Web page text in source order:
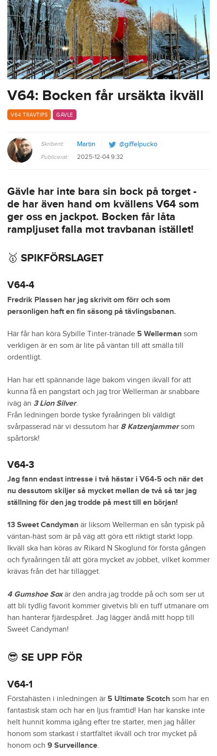
V64: Bocken får ursäkta ikväll
V64 TRAVTIPS GÄVLE
Skribent: Martin @giffelpucko
Publicerat: 2025-12-04 9:32
Gävle har inte bara sin bock på torget -
de har även hand om kvällens V64 som
ger oss en jackpot. Bocken får låta
rampljuset falla mot travbanan istället!
🥇 SPIKFÖRSLAGET
V64-4
Fredrik Plassen har jag skrivit om förr och som
personligen haft en fin säsong på tävlingsbanan.
Här får han köra Sybille Tinter-tränade 5 Wellerman som
verkligen är en som är lite på väntan till att smälla till
ordentligt.
Han har ett spännande läge bakom vingen ikväll för att
kunna få en pangstart och jag tror Wellerman är snabbare
iväg än 3 Lion Silver.
Från ledningen borde tyske fyraåringen bli väldigt
svårpasserad när vi dessutom har 8 Katzenjammersom
spårtorsk!
V64-3
Jag fann endast intresse i två hästar i V64-5 och när det
nu dessutom skiljer så mycket mellan de två så tar jag
ställning för den jag trodde på mest till en början!
13 Sweet Candyman är liksom Wellerman en sån typisk på
väntan-häst som är på väg att göra ett riktigt starkt lopp.
Ikväll ska han köras av Rikard N Skoglund för första gången
och fyraåringen tål att göra mycket av jobbet, vilket kommer
krävas från det här tillägget.
4 Gumshoe Soxär den andra jag trodde på och som ser ut
att bli tydlig favorit kommer givetvis bli en tuff utmanare om
han hanterar fjärdespåret. Jag lägger ändå mitt hopp till
Sweet Candyman!
😎 SE UPP FÖR
V64-1
Förstahästen i inledningen är 5 Ultimate Scotch som har en
fantastisk stam och har en ljus framtid! Han har kanske inte
helt hunnit komma igång efter tre starter, men jag håller
honom som starkast i startfältet ikväll och tror mycket på
honom och 9 Surveillance.